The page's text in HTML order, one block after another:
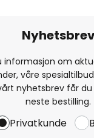
informasjon om
våre
nyhetsbrev får du
neste bestilling.
Privatkunde